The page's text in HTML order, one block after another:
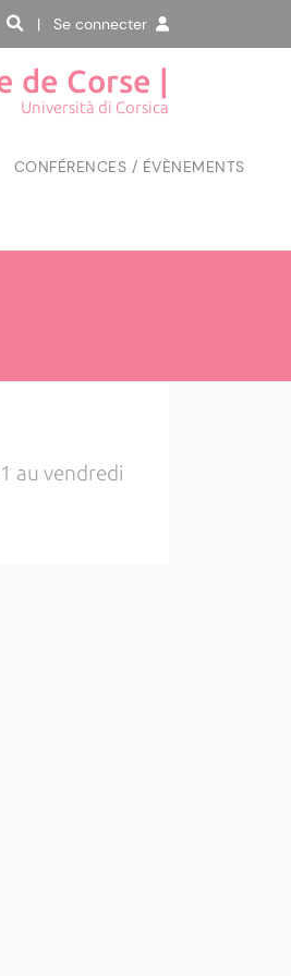
| Se connecter
de Corse |
Università di Corsica
CONFÉRENCES / ÉVÈNEMENTS
au vendredi